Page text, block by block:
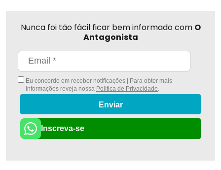
Nunca foi tão fácil ficar bem informado com O
Antagonista
Eu concordo em receber notificações | Para obter mais
informações reveja nossa Política de Privacidade
Enviar
Inscreva-se